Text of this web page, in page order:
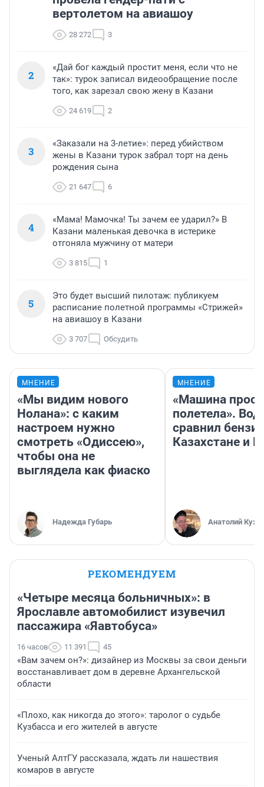
вертолетом на авиашоу
28 272 3
2
«Дай бог каждый простит меня, если что не
так»: турок записал видеообращение после
того, как зарезал свою жену в Казани
24 619 2
3
«Заказали на 3-летие»: перед убийством
жены в Казани турок забрал торт на день
рождения сына
21 647 6
4
«Мама! Мамочка! Ты зачем ее ударил?» В
Казани маленькая девочка в истерике
отгоняла мужчину от матери
3 815 1
5
Это будет высший пилотаж: публикуем
расписание полетной программы «Стрижей»
на авиашоу в Казани
3 707 Обсудить
МНЕНИЕ
«Мы видим нового
Нолана»: с каким
настроем нужно
смотреть «Одиссею»,
чтобы она не
выглядела как фиаско
Надежда Губарь
МНЕНИЕ
«Машина
полетела».
сравнил
Казахстане и
Анатолий
РЕКОМЕНДУЕМ
«Четыре месяца больничных»: в
Ярославле автомобилист изувечил
пассажира «Яавтобуса»
16 часов 11 391 45
«Вам зачем он?»: дизайнер из Москвы за свои деньги
восстанавливает дом в деревне Архангельской
области
«Плохо, как никогда до этого»: таролог о судьбе
Кузбасса и его жителей в августе
Ученый АлтГУ рассказала, ждать ли нашествия
комаров в августе